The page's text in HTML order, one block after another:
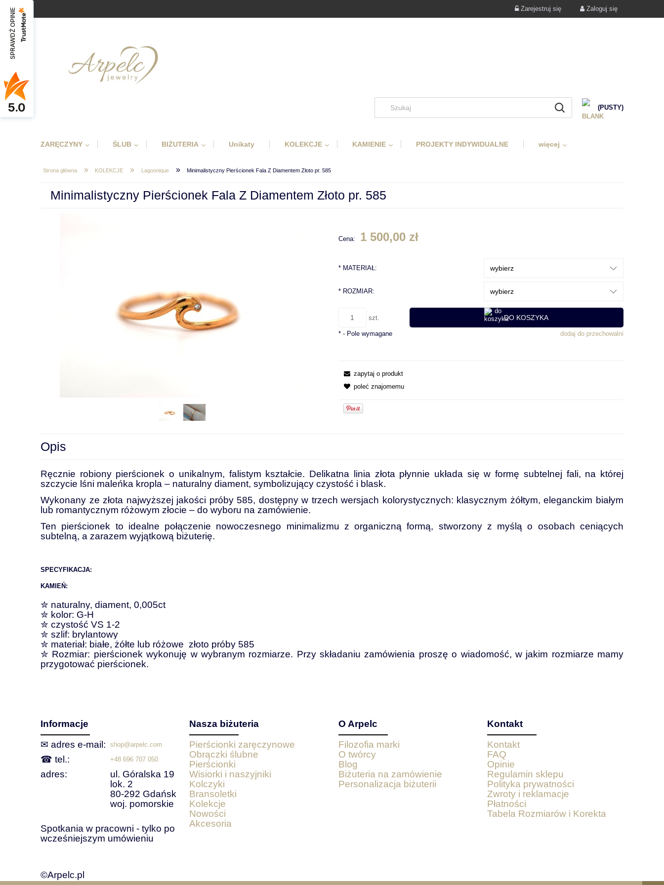
Zarejestruj się Zaloguj się
(PUSTY)
ZARĘCZYNY ŚLUB BIŻUTERIA Unikaty KOLEKCJE KAMIENIE PROJEKTY INDYWIDUALNE więcej
Strona główna » KOLEKCJE » Lagoonique » Minimalistyczny Pierścionek Fala Z Diamentem Złoto pr. 585
Minimalistyczny Pierścionek Fala Z Diamentem Złoto pr. 585
Cena: 1 500,00 zł
*MATERIAŁ:
*ROZMIAR:
szt. DO KOSZYKA
dodaj do przechowalni
*- Pole wymagane
zapytaj o produkt
poleć znajomemu
Opis
Ręcznie robiony pierścionek o unikalnym, falistym kształcie. Delikatna linia złota płynnie układa się w formę subtelnej fali, na której
szczycie lśni maleńka kropla – naturalny diament, symbolizujący czystość i blask.
Wykonany ze złota najwyższej jakości próby 585, dostępny w trzech wersjach kolorystycznych: klasycznym żółtym, eleganckim białym
lub romantycznym różowym złocie – do wyboru na zamówienie.
Ten pierścionek to idealne połączenie nowoczesnego minimalizmu z organiczną formą, stworzony z myślą o osobach ceniących
subtelną, a zarazem wyjątkową biżuterię.
SPECYFIKACJA:
KAMIEŃ:
✮ naturalny, diament, 0,005ct
✮ kolor: G-H
✮ czystość VS 1-2
✮ szlif: brylantowy
✮ materiał: białe, żółte lub różowe złoto próby 585
✮ Rozmiar: pierścionek wykonuję w wybranym rozmiarze. Przy składaniu zamówienia proszę o wiadomość, w jakim rozmiarze mamy
przygotować pierścionek.
Informacje
✉ adres e‑mail:
shop@arpelc.com
☎ tel.: +48 696 707 050
adres:
ul. Góralska 19
lok. 2
80-292 Gdańsk
woj. pomorskie
Spotkania w pracowni - tylko po
wcześniejszym umówieniu
Nasza biżuteria
Pierścionki zaręczynowe
Obrączki ślubne
Pierścionki
Wisiorki i naszyjniki
Kolczyki
Bransoletki
Kolekcje
Nowości
Akcesoria
O Arpelc
Filozofia marki
O twórcy
Blog
Biżuteria na zamówienie
Personalizacja biżuterii
Kontakt
Kontakt
FAQ
Opinie
Regulamin sklepu
Polityka prywatności
Zwroty i reklamacje
Płatności
Tabela Rozmiarów i Korekta
©Arpelc.pl
SPRAWDŹ OPINIE
5.0